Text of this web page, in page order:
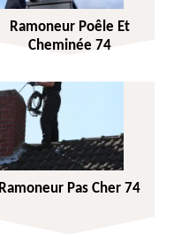
Ramoneur Poêle Et
Cheminée 74
Ramoneur Pas Cher 74